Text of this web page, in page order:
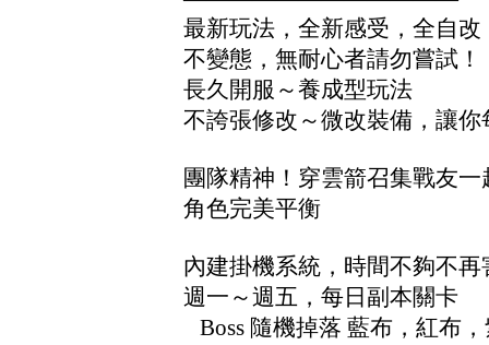
最新玩法，全新感受，全自改
不變態，無耐心者請勿嘗試！
長久開服～養成型玩法
不誇張修改～微改裝備，讓
團隊精神！穿雲箭召集戰友一
角色完美平衡
內建掛機系統，時間不夠不
週一～週五，每日副本關卡
Boss 隨機掉落 藍布，紅布